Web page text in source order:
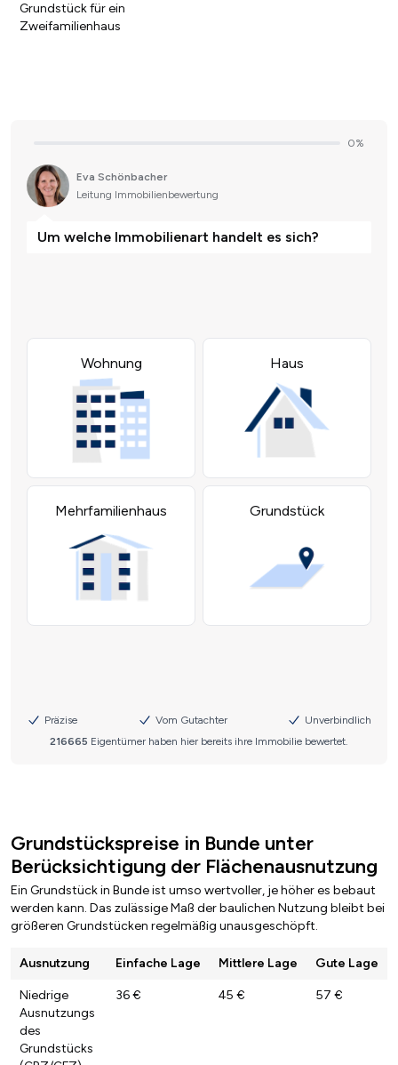
Grundstück für ein
Zweifamilienhaus
Grundstückspreise in Bunde unter
Berücksichtigung der Flächenausnutzung
Ein Grundstück in Bunde ist umso wertvoller, je höher es bebaut
werden kann. Das zulässige Maß der baulichen Nutzung bleibt bei
größeren Grundstücken regelmäßig unausgeschöpft.
Ausnutzung Einfache Lage Mittlere Lage Gute Lage
Niedrige
Ausnutzungs
des
Grundstücks
36 € 45 € 57 €